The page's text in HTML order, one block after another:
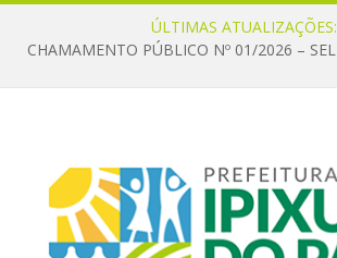
ÚLTIMAS ATUALIZAÇÕES: